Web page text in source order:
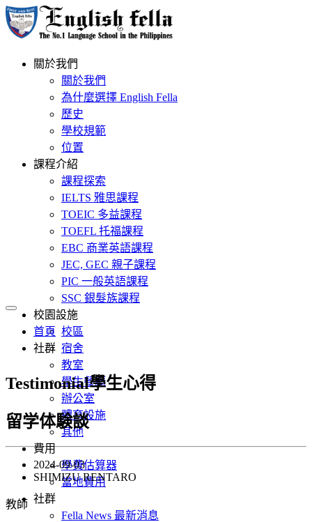
關於我們
關於我們
為什麼選擇 English Fella
歷史
學校規範
位置
課程介紹
課程探索
IELTS 雅思課程
TOEIC 多益課程
TOEFL 托福課程
EBC 商業英語課程
JEC, GEC 親子課程
PIC 一般英語課程
SSC 銀髮族課程
校園設施
校區
宿舍
教室
學生餐廳
辦公室
體育設施
其他
費用
學費估算器
當地費用
社群
Fella News 最新消息
首頁
社群
Testimonial學生心得
留学体験談
2024-09-03
SHIMIZU RENTARO
教師